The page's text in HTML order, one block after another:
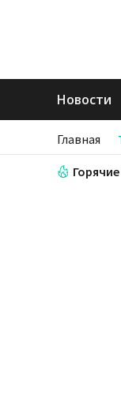
Новости
Главная